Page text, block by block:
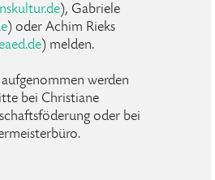
), Gabriele
) oder Achim Rieks
) melden.
werden
bei Christiane
oder bei